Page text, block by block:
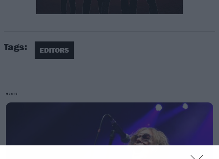
20 Μαϊου – 5 Ιουνίου 2020.
ΤΟΥ ΔΙΚΤΥΟΥ VIVA
Όσοι έχετε πληρώσει τα εισιτήριά σας με
κάρτα, θα λάβετε τα χρήματα αυτομάτως στην
Tags: EDITORS
MUSIC